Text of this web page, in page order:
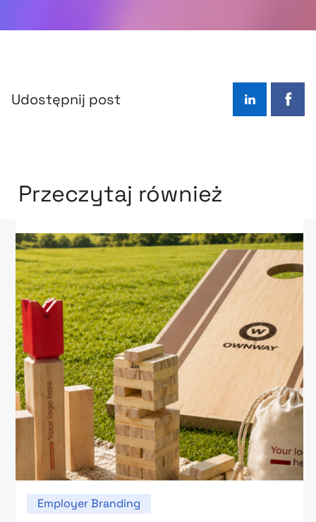
Udostępnij post LinkedIn
Przeczytaj również
Employer Branding